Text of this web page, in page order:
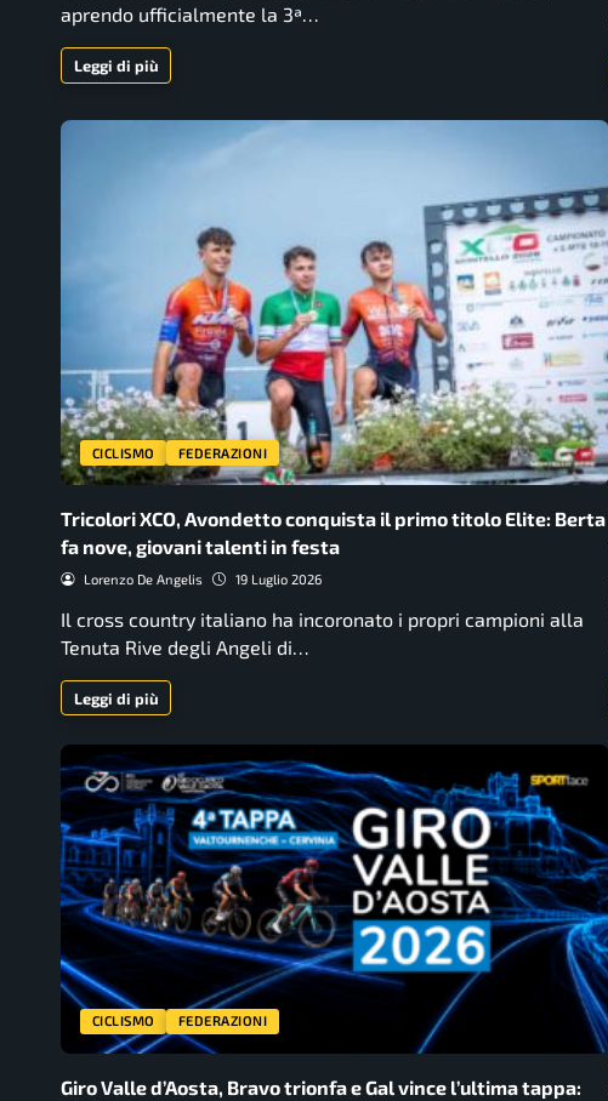
aprendo ufficialmente la 3ª…
Leggi di più
CICLISMO FEDERAZIONI
Tricolori XCO, Avondetto conquista il primo titolo Elite: Berta
fa nove, giovani talenti in festa
Lorenzo De Angelis 19 Luglio 2026
Il cross country italiano ha incoronato i propri campioni alla
Tenuta Rive degli Angeli di…
Leggi di più
CICLISMO FEDERAZIONI
Giro Valle d’Aosta, Bravo trionfa e Gal vince l’ultima tappa: